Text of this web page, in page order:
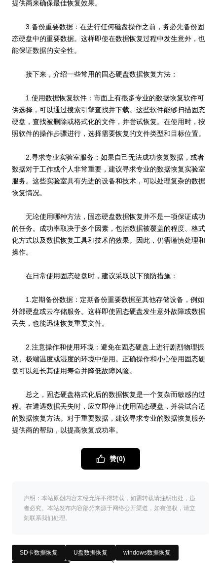
提供商来确保最佳恢复效果。
3.备份重要数据：在进行任何磁盘操作之前，务必先备份固
态硬盘中的重要数据。这样即使在数据恢复过程中发生意外，也
能保证数据的安全性。
接下来，介绍一些常用的固态硬盘数据恢复方法：
1.使用数据恢复软件：市面上有很多专业的数据恢复软件可
供选择，可以通过搜索引擎查找并下载。这些软件能够扫描固态
硬盘，查找被删除或格式化的文件，并尝试恢复。在使用时，按
照软件的操作步骤进行，选择需要恢复的文件类型和目标位置。
2.寻求专业实验室服务：如果自己无法成功恢复数据，或者
数据对于工作或个人非常重要，建议寻求专业的数据恢复实验室
服务。这些实验室具有先进的设备和技术，可以处理复杂的数据
恢复情况。
无论使用哪种方法，固态硬盘数据恢复并不是一项保证成功
的任务。成功率取决于多个因素，包括数据被覆盖的程度、格式
化方式以及数据恢复工具和技术的效果。因此，仍需谨慎处理和
操作。
在日常使用固态硬盘时，建议采取以下预防措施：
1.定期备份数据：定期备份重要数据至其他存储设备，例如
外部硬盘或云存储服务。这样即使固态硬盘发生意外故障或数据
丢失，也能迅速恢复重要文件。
2.注意操作和使用环境：避免在固态硬盘上进行剧烈物理振
动、极端温度或湿度的环境中使用。正确操作和小心使用固态硬
盘可以延长其使用寿命并降低故障风险。
总之，固态硬盘格式化后的数据恢复是一个复杂而敏感的过
程。在遭遇数据丢失时，应立即停止使用固态硬盘，并尝试合适
的数据恢复方法。对于重要数据，建议寻求专业的数据恢复服务
提供商的帮助，以提高恢复成功率。
赞(0)
声明：本站原创内容未经允许不得转载，如需转载请注明出处，违
者必究。本站发布内容部分来源于网络公开渠道，如有侵权，请立
刻联系我们处理。
SD卡数据恢复 U盘数据恢复 windows数据恢复